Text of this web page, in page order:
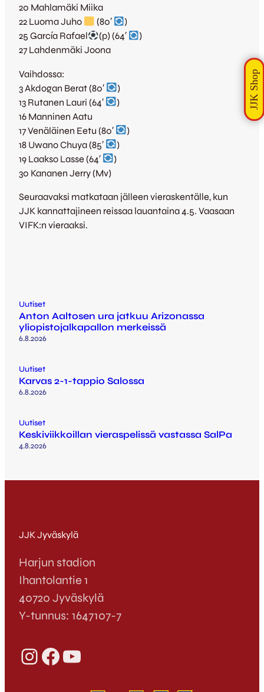
20 Mahlamäki Miika
22 Luoma Juho
(80′
)
25 García Rafael
(p) (64′
)
27 Lahdenmäki Joona
Vaihdossa:
3 Akdogan Berat (80′
)
13 Rutanen Lauri (64′
)
16 Manninen Aatu
17 Venäläinen Eetu (80′
)
18 Uwano Chuya (85′
)
19 Laakso Lasse (64′
)
30 Kananen Jerry (Mv)
Seuraavaksi matkataan jälleen vieraskentälle, kun
JJK kannattajineen reissaa lauantaina 4.5. Vaasaan
VIFK:n vieraaksi.
Uutiset
Anton Aaltosen ura jatkuu Arizonassa
yliopistojalkapallon merkeissä
6.8.2026
Uutiset
Karvas 2-1-tappio Salossa
6.8.2026
Uutiset
Keskiviikkoillan vieraspelissä vastassa SalPa
4.8.2026
JJK Jyväskylä
Harjun stadion
Ihantolantie 1
40720 Jyväskylä
Y-tunnus: 1647107-7
InstagramFacebook YouTube